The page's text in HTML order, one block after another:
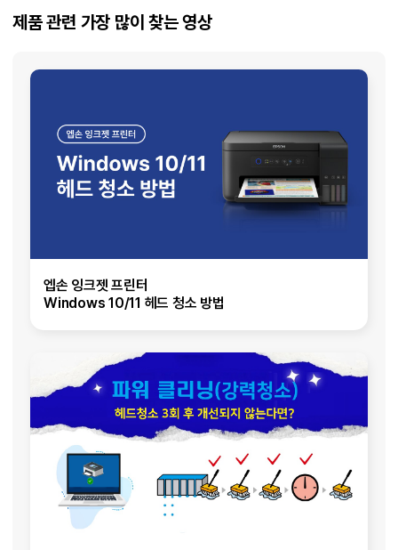
제품 관련 가장 많이 찾는 영상
엡손 잉크젯 프린터
Windows 10/11 헤드 청소 방법